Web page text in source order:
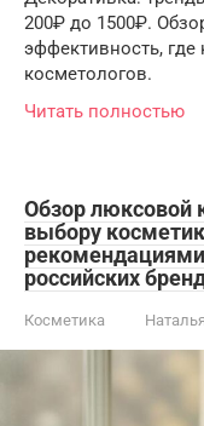
200₽ до 1500₽.
эффективность, где
косметологов.
Читать полностью
Обзор люксовой
выбору
российских
Косметика